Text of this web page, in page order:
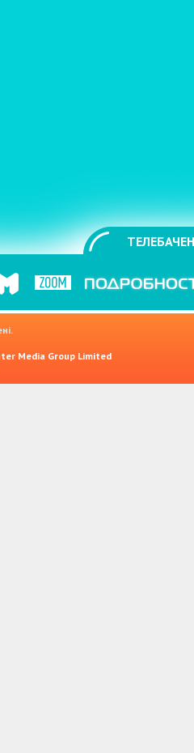
Media Group Limited